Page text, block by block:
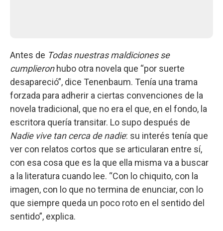
Antes de Todas nuestras maldiciones se
cumplieronhubo otra novela que “por suerte
desapareció”, dice Tenenbaum. Tenía una trama
forzada para adherir a ciertas convenciones de la
novela tradicional, que no era el que, en el fondo, la
escritora quería transitar. Lo supo después de
Nadie vive tan cerca de nadie: su interés tenía que
ver con relatos cortos que se articularan entre sí,
con esa cosa que es la que ella misma va a buscar
a la literatura cuando lee. “Con lo chiquito, con la
imagen, con lo que no termina de enunciar, con lo
que siempre queda un poco roto en el sentido del
sentido”, explica.